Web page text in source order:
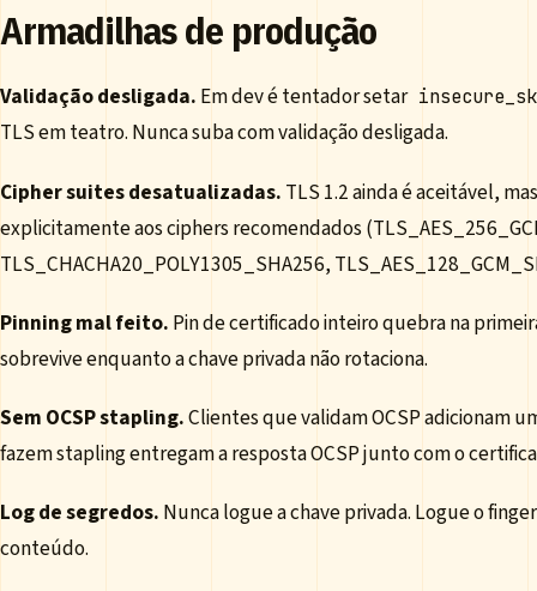
Armadilhas de produção
Validação desligada. Em dev é tentador setar
TLS em teatro. Nunca suba com validação desligada.
Cipher suites desatualizadas. TLS 1.2 ainda é aceitável,
explicitamente aos ciphers recomendados
TLS_CHACHA20_POLY1305_SHA256,
Pinning mal feito. Pin de certificado inteiro quebra na
sobrevive enquanto a chave privada não rotaciona.
Sem OCSP stapling.Clientes que validam OCSP adicionam
fazem stapling entregam a resposta OCSP junto com o
Log de segredos. Nunca logue a chave privada. Logue o
conteúdo.